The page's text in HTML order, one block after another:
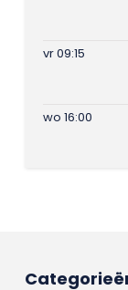
vr 09:15
wo 16:00